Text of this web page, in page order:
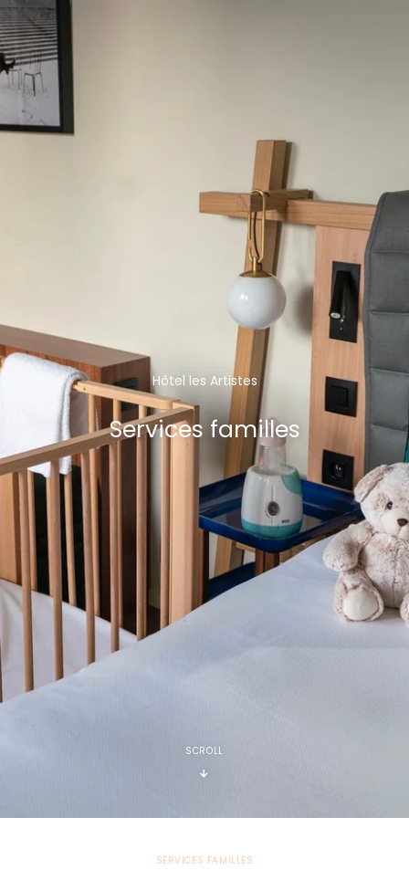
Hôtel les Artistes
Services familles
SCROLL
SERVICES FAMILLES